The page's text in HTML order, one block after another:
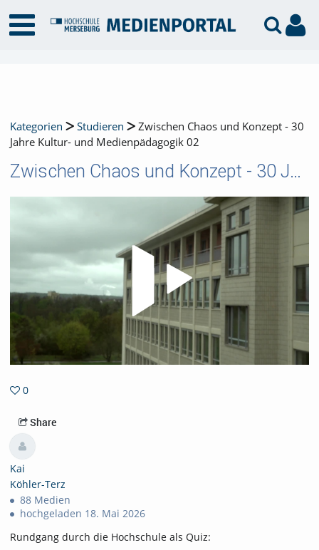
Kategorien Studieren
Zwischen Chaos und Konzept - 30
Jahre Kultur- und Medienpädagogik 02
Zwischen Chaos und Konzept - 30 Jahre Kultur- und Medienpädagogik 02
0
Share
Kai
Köhler-Terz
88 Medien
hochgeladen 18. Mai 2026
Rundgang durch die Hochschule als Quiz: